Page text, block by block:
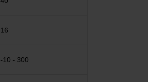
16
-10 - 300